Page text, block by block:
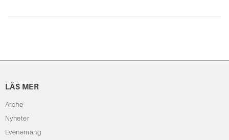
LÄS MER
Arche
Nyheter
Evenemang